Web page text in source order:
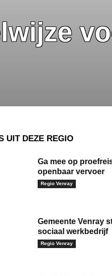
UIT DEZE REGIO
Ga mee op
openbaar vervoer
Regio Venray
Gemeente Venray
sociaal werkbedrijf
Regio Venray